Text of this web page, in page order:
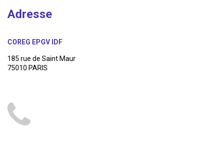
Adresse
COREG EPGV IDF
185 rue de Saint Maur
75010 PARIS